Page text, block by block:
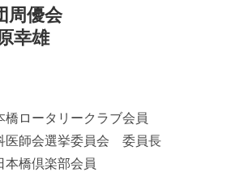
周優会
幸雄
橋ロータリークラブ会員
医師会選挙委員会 委員長
橋倶楽部会員